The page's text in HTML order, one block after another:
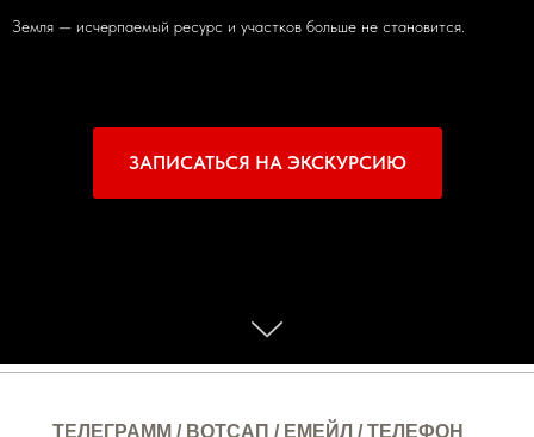
Земля — исчерпаемый ресурс и участков больше не становится.
ЗАПИСАТЬСЯ НА ЭКСКУРСИЮ
ТЕЛЕГРАММ / ВОТСАП / ЕМЕЙЛ /ТЕЛЕФОН